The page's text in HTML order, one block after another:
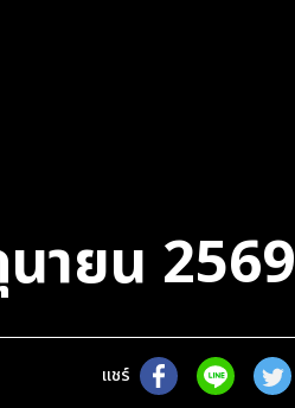
ายน 2569
แชร์